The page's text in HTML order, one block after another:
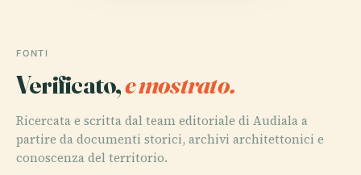
FONTI
Verificato,e mostrato.
Ricercata e scritta dal team editoriale di Audiala a
partire da documenti storici, archivi architettonici e
conoscenza del territorio.